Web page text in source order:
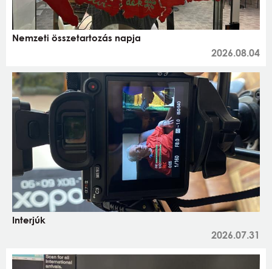
Nemzeti összetartozás napja
2026.08.04
Interjúk
2026.07.31